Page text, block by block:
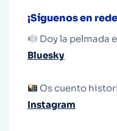
¡Síguenos en
Doy la pelmada
Bluesky
Os cuento
Instagram